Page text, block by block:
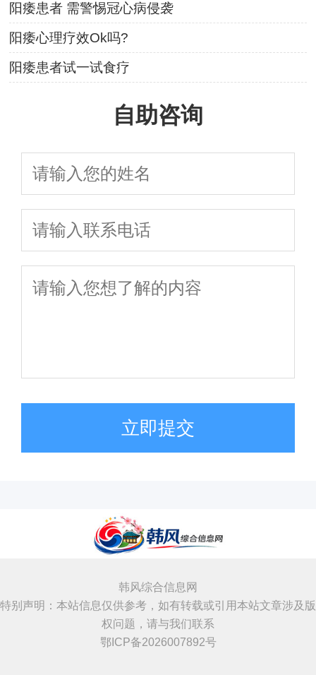
阳痿患者 需警惕冠心病侵袭
阳痿心理疗效Ok吗?
阳痿患者试一试食疗
自助咨询
立即提交
韩风综合信息网
特别声明：本站信息仅供参考，如有转载或引用本站文章涉及版
权问题，请与我们联系
鄂ICP备2026007892号